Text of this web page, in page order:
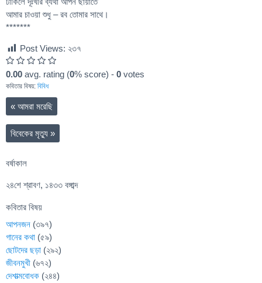
আমার চাওয়া শুধু – রব তোমার সাথে।
*******
Post Views: ২৩৭
0.00 avg. rating (0% score) - 0 votes
কবিতার বিষয়: বিবিধ
« আমরা মরেছি
বিবেকের মৃত্যু »
বর্ষাকাল
২৪শে শ্রাবণ, ১৪৩৩ বঙ্গাব্দ
কবিতার বিষয়
আপনজন (৩৯৭)
গানের কথা (৫৯)
ছোটদের ছড়া (২৯২)
জীবনমুখী (৬৭২)
দেশাত্মবোধক (২৪৪)